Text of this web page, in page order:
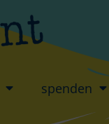
spenden